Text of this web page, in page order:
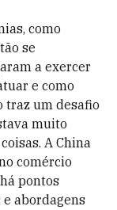
como
se
a exercer
e como
traz um desafio
muito
A China
comércio
pontos
abordagens